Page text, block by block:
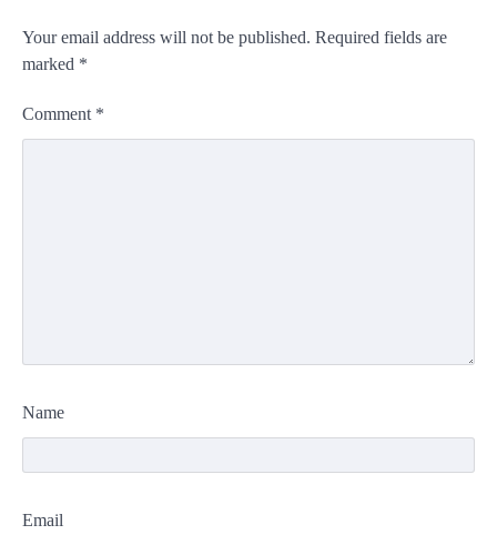
Your email address will not be published. Required fields are
marked *
Comment *
Name
Email